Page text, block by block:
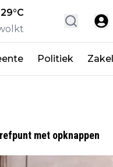
29°C
Politiek
met opknappen